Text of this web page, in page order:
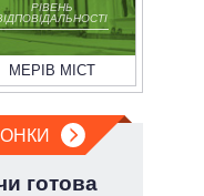
РІВЕНЬ
МЕРІВ МІСТ
готова